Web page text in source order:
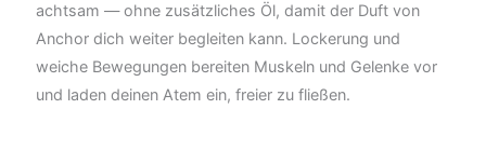
achtsam — ohne zusätzliches Öl, damit der Duft von
Anchor dich weiter begleiten kann. Lockerung und
weiche Bewegungen bereiten Muskeln und Gelenke vor
und laden deinen Atem ein, freier zu fließen.